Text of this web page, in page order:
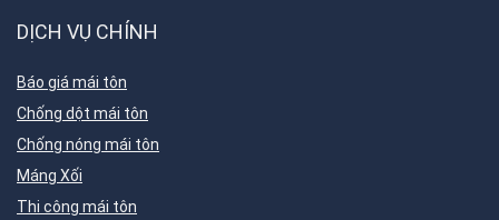
DỊCH VỤ CHÍNH
Báo giá mái tôn
Chống dột mái tôn
Chống nóng mái tôn
Máng Xối
Thi công mái tôn